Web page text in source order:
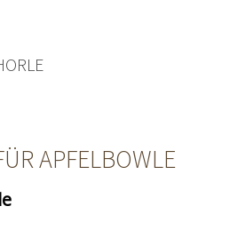
APFELBOWLE